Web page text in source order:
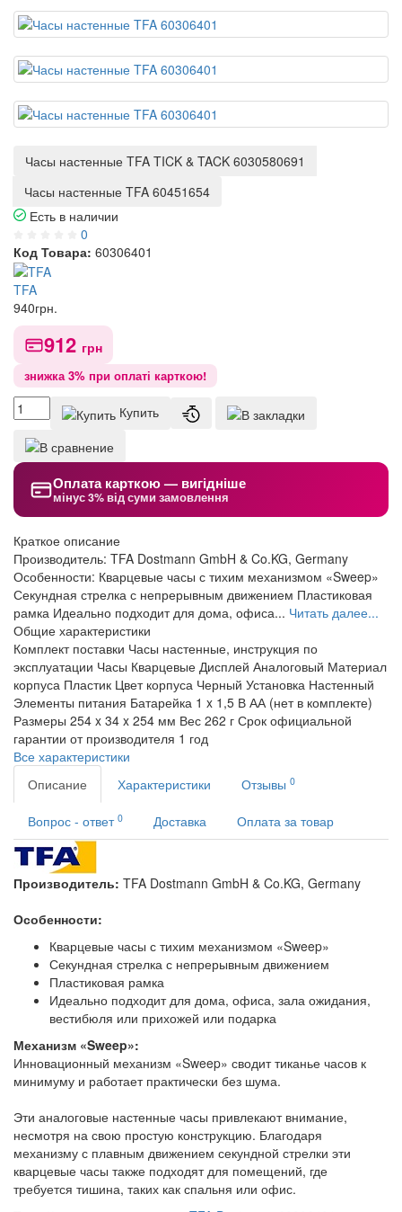
Часы настенные TFA TICK & TACK 6030580691
Часы настенные TFA 60451654
Есть в наличии
0
Код Товара: 60306401
TFA
940грн.
912 грн
знижка 3% при оплаті карткою!
Купить
Оплата карткою — вигідніше
мінус 3% від суми замовлення
Краткое описание
Производитель: TFA Dostmann GmbH & Co.KG, Germany
Особенности: Кварцевые часы с тихим механизмом «Sweep»
Секундная стрелка с непрерывным движением Пластиковая
рамка Идеально подходит для дома, офиса... Читать далее...
Общие характеристики
Комплект поставки Часы настенные, инструкция по
эксплуатации Часы Кварцевые Дисплей Аналоговый Материал
корпуса Пластик Цвет корпуса Черный Установка Настенный
Элементы питания Батарейка 1 x 1,5 В АА (нет в комплекте)
Размеры 254 x 34 x 254 мм Вес 262 г Срок официальной
гарантии от производителя 1 год
Все характеристики
Описание
Характеристики Отзывы 0
Вопрос - ответ 0 Доставка Оплата за товар
Производитель: TFA Dostmann GmbH & Co.KG, Germany
Особенности:
Кварцевые часы с тихим механизмом «Sweep»
Секундная стрелка с непрерывным движением
Пластиковая рамка
Идеально подходит для дома, офиса, зала ожидания,
вестибюля или прихожей или подарка
Механизм «Sweep»:
Инновационный механизм «Sweep» сводит тиканье часов к
минимуму и работает практически без шума.
Эти аналоговые настенные часы привлекают внимание,
несмотря на свою простую конструкцию. Благодаря
механизму с плавным движением секундной стрелки эти
кварцевые часы также подходят для помещений, где
требуется тишина, таких как спальня или офис.